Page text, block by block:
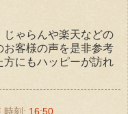
じゃらんや楽天などの
客様の声を是非参考
にもハッピーが訪れ
時刻: 16:50